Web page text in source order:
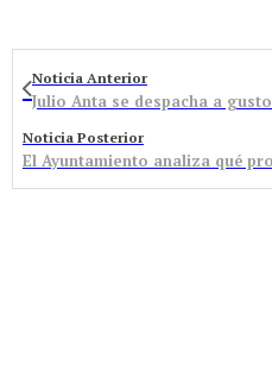
Noticia Anterior
Noticia Posterior